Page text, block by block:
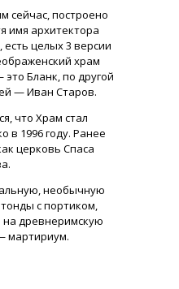
сейчас, построено
имя архитектора
целых 3 версии
храм
Бланк, по другой
— Иван Старов.
что Храм стал
в 1996 году. Ранее
церковь Спаса
необычную
с портиком,
на древнеримскую
мартириум.